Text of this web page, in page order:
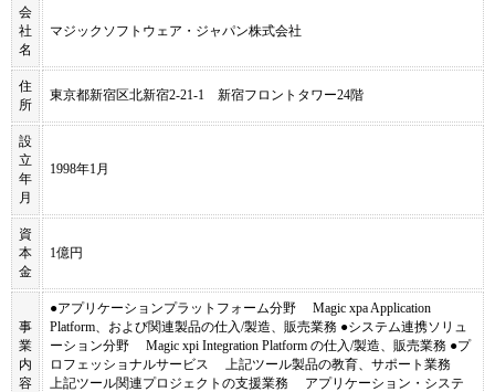
会
社
名
マジックソフトウェア・ジャパン株式会社
住
所
東京都新宿区北新宿2-21-1 新宿フロントタワー24階
設
立
年
月
1998年1月
資
本
金
1億円
事
業
内
容
●アプリケーションプラットフォーム分野 Magic xpa Application
Platform、および関連製品の仕入/製造、販売業務 ●システム連携ソリュ
ーション分野 Magic xpi Integration Platform の仕入/製造、販売業務 ●プ
ロフェッショナルサービス 上記ツール製品の教育、サポート業務
上記ツール関連プロジェクトの支援業務 アプリケーション・システ